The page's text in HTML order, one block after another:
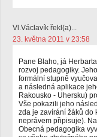
Vl.Václavík řekl(a)...
23. května 2011 v 23:58
Pane Blaho, já
rozvoj pedagogiky.
formální stupně
a následná aplikace
Rakousko - Uhersku)
Vše pokazili jeho
zda je zavírání žáků do
neprávem připisuje).
Obecná pedagogika